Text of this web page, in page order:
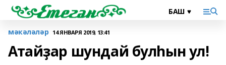
мәкәләләр 14 ЯНВАРЯ 2019, 13:41
Атайҙар шундай булһын ул!